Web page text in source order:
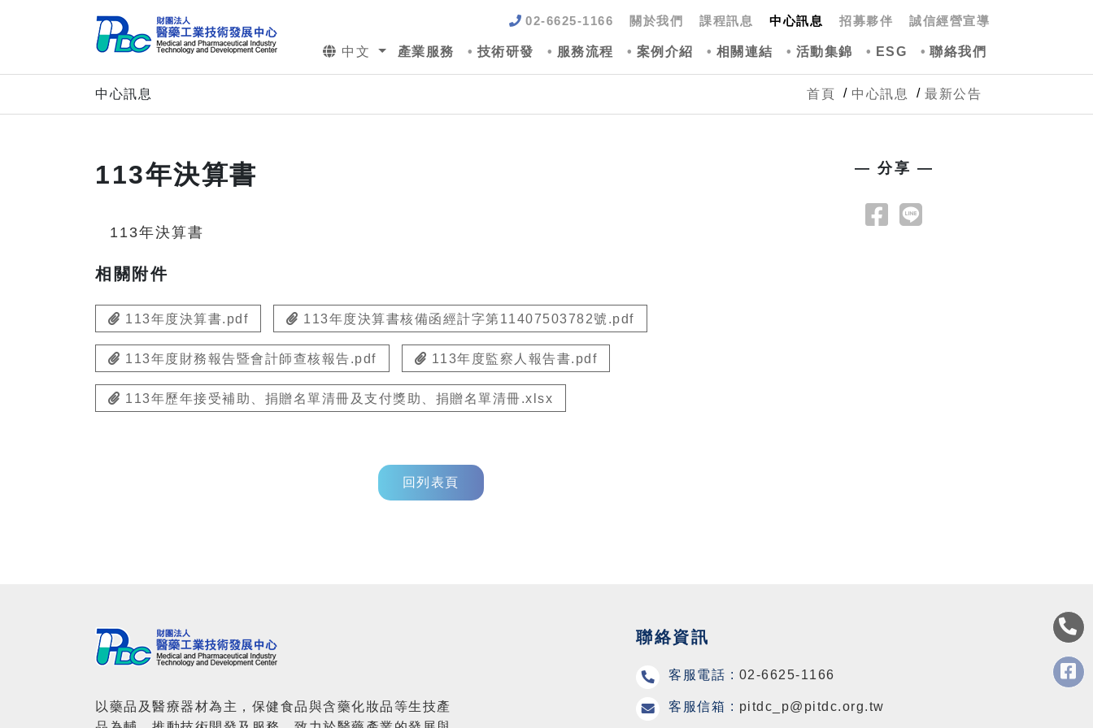
02-6625-1166 關於我們 課程訊息 中心訊息 招募夥伴 誠信經營宣導
中文 產業服務 技術研發 服務流程 案例介紹 相關連結 活動集錦 ESG 聯絡我們
中心訊息 首頁 中心訊息 最新公告
113年決算書
113年決算書
相關附件
113年度決算書.pdf 113年度決算書核備函經計字第11407503782號.pdf
113年度財務報告暨會計師查核報告.pdf 113年度監察人報告書.pdf
113年歷年接受補助、捐贈名單清冊及支付獎助、捐贈名單清冊.xlsx
回列表頁
— 分享 —
以藥品及醫療器材為主，保健食品與含藥化妝品等生技產
聯絡資訊
客服電話 : 02-6625-1166
客服信箱 : pitdc_p@pitdc.org.tw